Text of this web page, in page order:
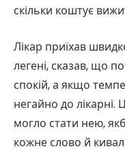
скільки коштує
Лікар приїхав
легені, сказав, що
спокій, а якщо
негайно до
могло стати нею,
кожне слово й